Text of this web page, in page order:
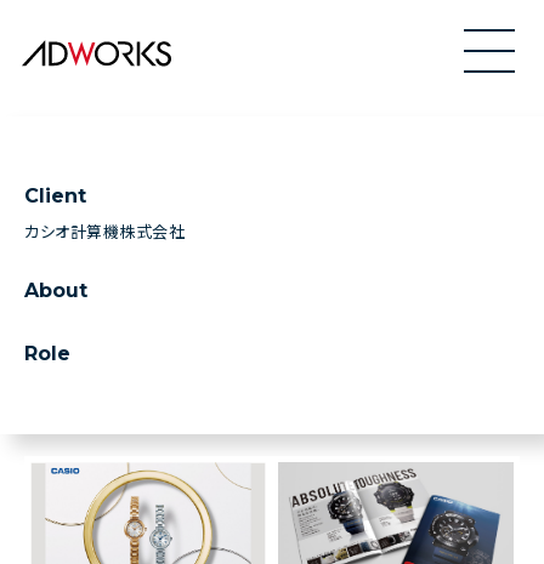
Client
カシオ計算機株式会社
About
Role